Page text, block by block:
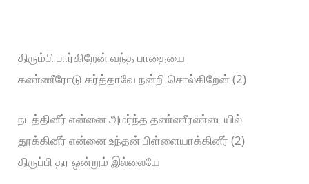
திரும்பி பார்கிறேன் வந்த பாதையை
கண்ணீரோடு கர்த்தாவே நன்றி சொல்கிறேன் (2)
நடத்தினீர் என்னை அமர்ந்த தண்ணீரண்டையில்
தூக்கினீர் என்னை உந்தன் பிள்ளையாக்கினீர் (2)
திருப்பி தர ஒன்றும் இல்லையே